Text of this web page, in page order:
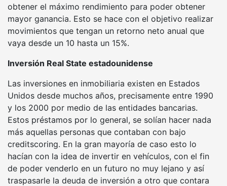
obtener el máximo rendimiento para poder obtener
mayor ganancia. Esto se hace con el objetivo realizar
movimientos que tengan un retorno neto anual que
vaya desde un 10 hasta un 15%.
Inversión Real State estadounidense
Las inversiones en inmobiliaria existen en Estados
Unidos desde muchos años, precisamente entre 1990
y los 2000 por medio de las entidades bancarias.
Estos préstamos por lo general, se solían hacer nada
más aquellas personas que contaban con bajo
creditscoring. En la gran mayoría de caso esto lo
hacían con la idea de invertir en vehículos, con el fin
de poder venderlo en un futuro no muy lejano y así
traspasarle la deuda de inversión a otro que contara